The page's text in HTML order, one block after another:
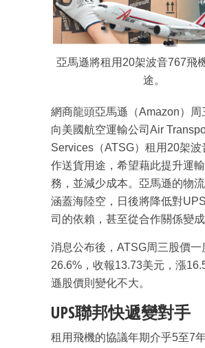
亞馬遜將租用20架波音767飛
途。
網商龍頭亞馬遜（Amazon）周
向美國航空運輸公司Air
Services（ATSG）租用20架波
作送貨用途，希望藉此提升運
務，並減少成本。亞馬遜的物
涵蓋海陸空，日後將降低對
司的依賴，甚至從合作關係變成
消息公布後，ATSG周三股價一
26.6%，收報13.73美元，漲
遜股價則變化不大。
UPS聯邦快遞變對手
租用飛機的協議年期介乎5至7